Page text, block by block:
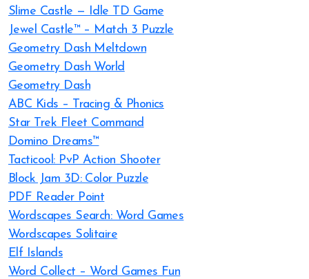
Slime Castle — Idle TD Game
Jewel Castle™ – Match 3 Puzzle
Geometry Dash Meltdown
Geometry Dash World
Geometry Dash
ABC Kids – Tracing & Phonics
Star Trek Fleet Command
Domino Dreams™
Tacticool: PvP Action Shooter
Block Jam 3D: Color Puzzle
PDF Reader Point
Wordscapes Search: Word Games
Wordscapes Solitaire
Elf Islands
Word Collect – Word Games Fun